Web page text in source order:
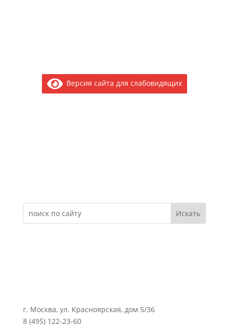
Версия сайта для слабовидящих
г. Москва, ул. Красноярская, дом 5/36
8 (495) 122-23-60